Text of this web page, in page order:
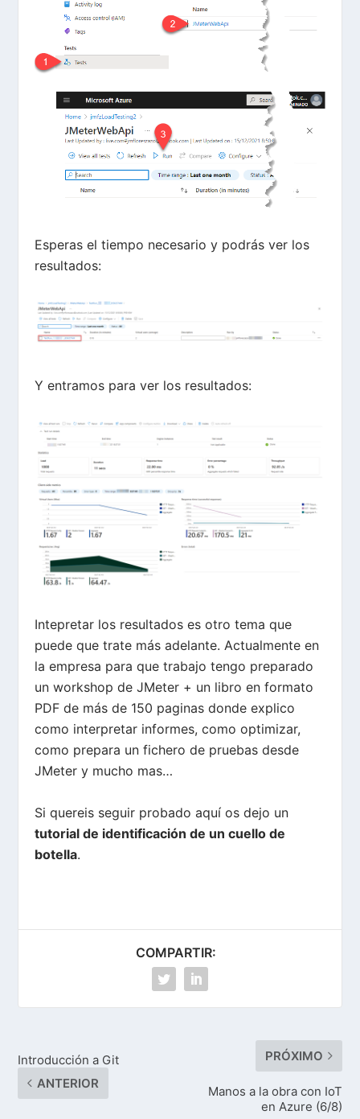
Esperas el tiempo necesario y podrás ver los
resultados:
Y entramos para ver los resultados:
Intepretar los resultados es otro tema que
puede que trate más adelante. Actualmente en
la empresa para que trabajo tengo preparado
un workshop de JMeter + un libro en formato
PDF de más de 150 paginas donde explico
como interpretar informes, como optimizar,
como prepara un fichero de pruebas desde
JMeter y mucho mas…
Si quereis seguir probado aquí os dejo un
tutorial de identificación de un cuello de
botella.
COMPARTIR:
Introducción a Git
ANTERIOR
PRÓXIMO
Manos a la obra con IoT
en Azure (6/8)